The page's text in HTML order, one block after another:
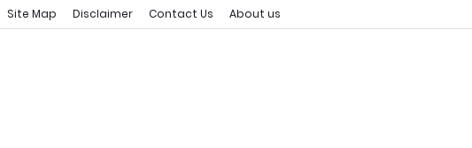
Site Map Disclaimer Contact Us About us